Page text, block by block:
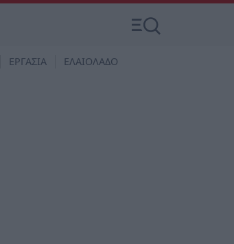
ΕΡΓΑΣΙΑ ΕΛΑΙΟΛΑΔΟ